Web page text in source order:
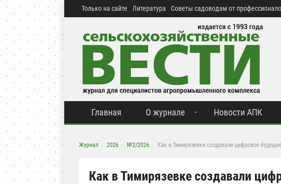
Только на сайте Литература Советы садоводам от
Главная О журнале Новости АПК
Журнал 2026 №2/2026 Как в Тимирязевке создавали цифровое
Как в Тимирязевке создавали